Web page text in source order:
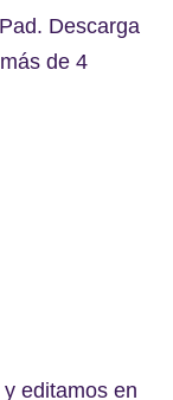
Descarga
de 4
editamos en